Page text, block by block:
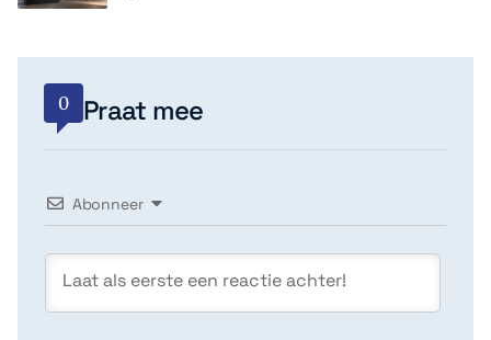
0 Praat mee
Abonneer